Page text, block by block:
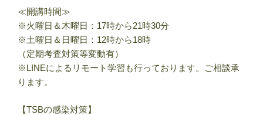
≪開講時間≫
※火曜日＆木曜日：17時から21時30分
※土曜日＆日曜日：12時から18時
（定期考査対策等変動有）
※LINEによるリモート学習も行っております。ご相談承
ります。
【TSBの感染対策】